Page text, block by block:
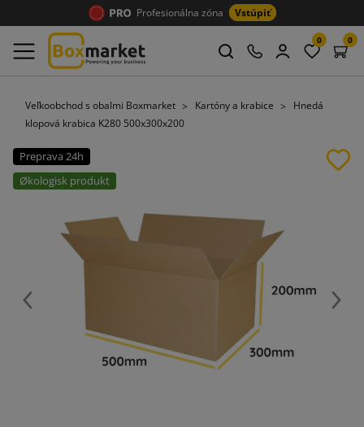
Profesionálna zóna Vstúpiť
0 0
Veľkoobchod s obalmi Boxmarket Kartóny a krabice
Hnedá
klopová krabica K280 500x300x200
Preprava 24h
Økologisk produkt
Späť Ďalej